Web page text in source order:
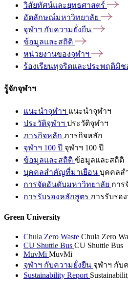
วิสัยทัศน์และยุทธศาสตร์
อัตลักษณ์มหาวิทยาลัย
จุฬาฯ กับความยั่งยืน
ข้อมูลและสถิติ
หน่วยงานของจุฬาฯ
ร้องเรียนทุจริตและประพฤติมิช
รู้จักจุฬาฯ
แนะนำจุฬาฯ แนะนำจุฬาฯ
ประวัติจุฬาฯ ประวัติจุฬาฯ
ภารกิจหลัก ภารกิจหลัก
จุฬาฯ 100 ปี จุฬาฯ 100 ปี
ข้อมูลและสถิติ ข้อมูลและสถิติ
บุคคลสำคัญที่มาเยือน บุคคลส
การจัดอันดับมหาวิทยาลัย การ
การรับรองหลักสูตร การรับรอ
Green University
Chula Zero Waste Chula Zero
CU Shuttle Bus CU Shuttle Bus
MuvMi MuvMi
จุฬาฯ กับความยั่งยืน จุฬาฯ กับ
Sustainability Report